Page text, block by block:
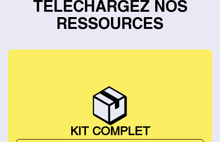
TÉLÉCHARGEZ NOS
RESSOURCES
KIT COMPLET